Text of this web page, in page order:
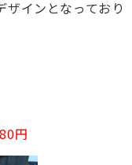
ザインとなっており
円